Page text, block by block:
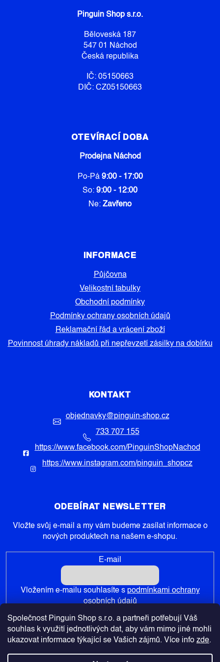
Společnost Pinguin Shop s.r.o. a partneři potřebují Váš
souhlas k využití jednotlivých dat, aby vám mimo jiné mohli
ukazovat informace týkající se Vašich zájmů. Více info zde.
P
S
U
Pinguin Shop s.r.o.
Běloveská 187
547 01 Náchod
Česká republika
IČ: 05150663
DIČ: CZ05150663
OTEVÍRACÍ DOBA
Prodejna Náchod
Po-Pá 9:00 - 17:00
So: 9:00 - 12:00
Ne: Zavřeno
INFORMACE
Půjčovna
Velikostní tabulky
Obchodní podmínky
Podmínky ochrany osobních údajů
Reklamační řád a vrácení zboží
Povinnost úhrady nákladů při nepřevzetí zásilky na dobírku
KONTAKT
objednavky@pinguin-shop.cz
733 707 155
https://www.facebook.com/PinguinShopNachod
https://www.instagram.com/pinguin_shopcz
ODEBÍRAT NEWSLETTER
Vložte svůj e-mail a my vám budeme zasílat informace o
nových produktech na našem e-shopu.
E-mail
Vložením e-mailu souhlasíte s podmínkami ochrany
osobních údajů
PŘIHLÁSIT SE